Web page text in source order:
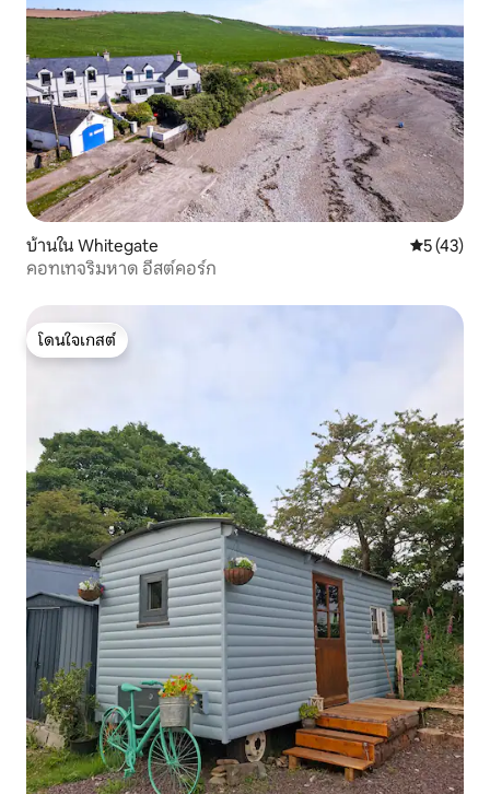
บ้านใน Whitegate คะแนนเฉลี่
5 (43)
คอทเทจริมหาด อีสต์คอร์ก
โดนใจเกสต์
โดนใจเกสต์